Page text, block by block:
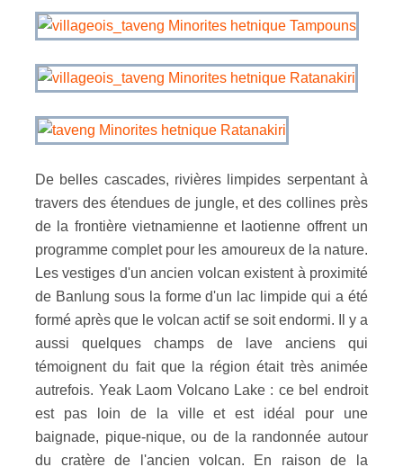
De belles cascades, rivières limpides serpentant à
travers des étendues de jungle, et des collines près
de la frontière vietnamienne et laotienne offrent un
programme complet pour les amoureux de la nature.
Les vestiges d'un ancien volcan existent à proximité
de Banlung sous la forme d'un lac limpide qui a été
formé après que le volcan actif se soit endormi. Il y a
aussi quelques champs de lave anciens qui
témoignent du fait que la région était très animée
autrefois. Yeak Laom Volcano Lake : ce bel endroit
est pas loin de la ville et est idéal pour une
baignade, pique-nique, ou de la randonnée autour
du cratère de l'ancien volcan. En raison de la